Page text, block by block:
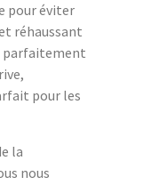
pour éviter
réhaussant
parfaitement
pour les
la
nous